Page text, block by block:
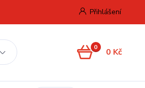
Přihlášení
0 0 Kč